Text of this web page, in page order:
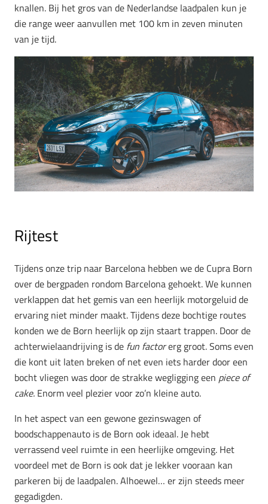
knallen. Bij het gros van de Nederlandse laadpalen kun je
die range weer aanvullen met 100 km in zeven minuten
van je tijd.
Rijtest
Tijdens onze trip naar Barcelona hebben we de Cupra Born
over de bergpaden rondom Barcelona gehoekt. We kunnen
verklappen dat het gemis van een heerlijk motorgeluid de
ervaring niet minder maakt. Tijdens deze bochtige routes
konden we de Born heerlijk op zijn staart trappen. Door de
achterwielaandrijving is de fun factorerg groot. Soms even
die kont uit laten breken of net even iets harder door een
bocht vliegen was door de strakke wegligging een piece of
cake. Enorm veel plezier voor zo’n kleine auto.
In het aspect van een gewone gezinswagen of
boodschappenauto is de Born ook ideaal. Je hebt
verrassend veel ruimte in een heerlijke omgeving. Het
voordeel met de Born is ook dat je lekker vooraan kan
parkeren bij de laadpalen. Alhoewel… er zijn steeds meer
gegadigden.